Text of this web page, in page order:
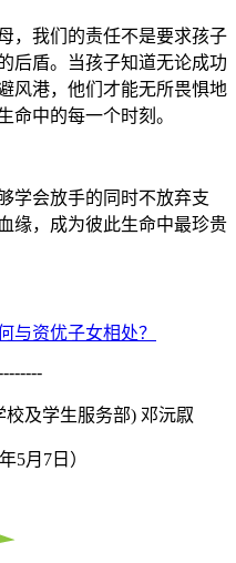
，我们的责任不是要求孩子
后盾。当孩子知道无论成功
风港，他们才能无所畏惧地
命中的每一个时刻。
学会放手的同时不放弃支
缘，成为彼此生命中最珍贵
与资优子女相处？
及学生服务部) 邓沅叞
5月7日）